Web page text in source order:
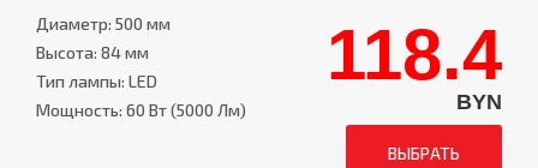
Диаметр: 500 мм 118.4
BYN
Высота: 84 мм
Тип лампы: LED
Мощность: 60 Вт (5000 Лм)
ВЫБРАТЬ